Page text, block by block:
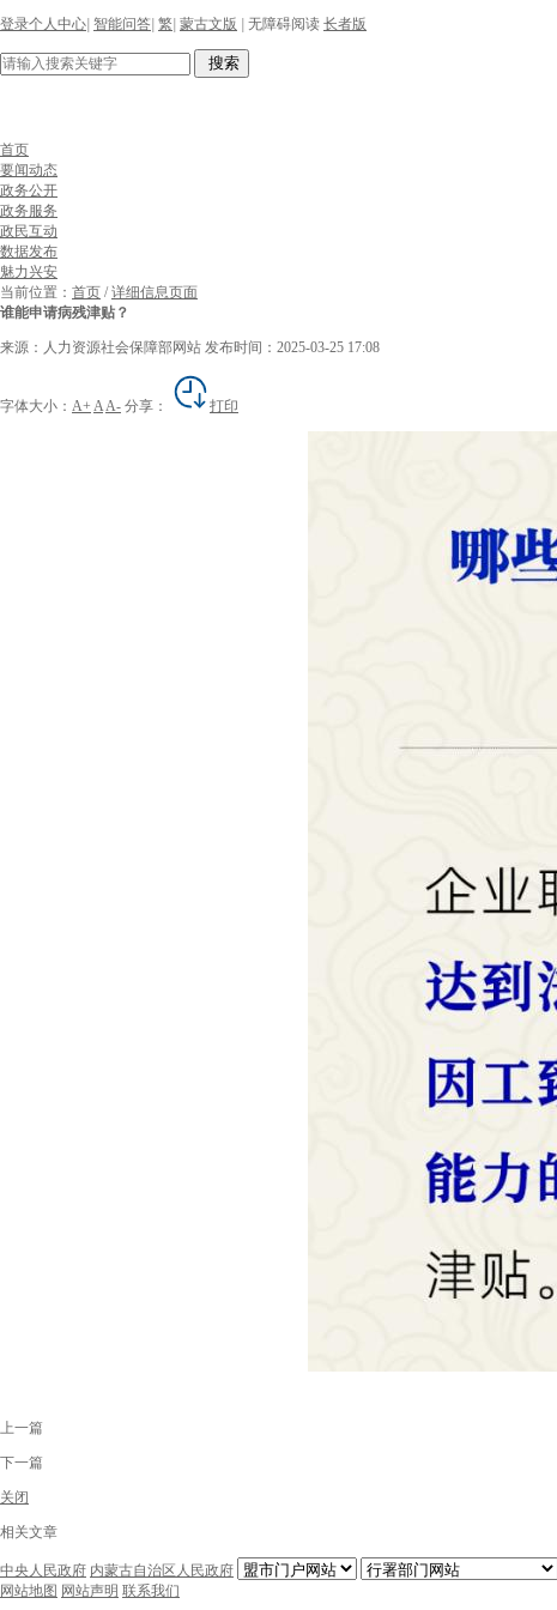
登录个人中心 智能问答 繁 蒙古文版 无障碍阅读 长者版
搜索
首页
要闻动态
政务公开
政务服务
政民互动
数据发布
魅力兴安
当前位置： 首页 /详细信息页面
谁能申请病残津贴？
来源：人力资源社会保障部网站 发布时间：2025-03-25 17:08
字体大小： A+ AA- 分享： 打印
上一篇
下一篇
关闭
相关文章
中央人民政府 内蒙古自治区人民政府
网站地图 网站声明 联系我们